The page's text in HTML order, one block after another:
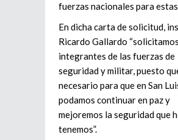
fuerzas nacionales para
En dicha carta de solicitud,
Ricardo Gallardo
integrantes de las fuerzas de
seguridad y militar, puesto
necesario para que en San
podamos continuar en paz y
mejoremos la seguridad que
tenemos”.